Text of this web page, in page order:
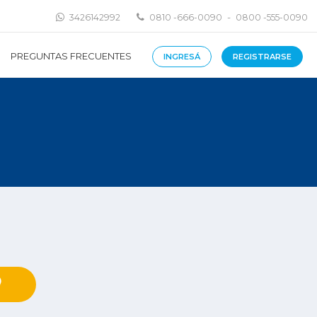
0810 -666-0090 - 0800 -555-0090
3426142992
PREGUNTAS FRECUENTES INGRESÁ REGISTRARSE